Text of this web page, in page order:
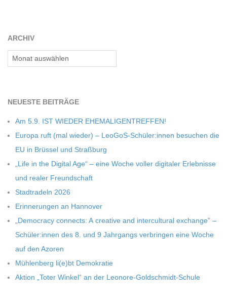
M
I
D
T
-
S
C
H
U
L
ARCHIV
Archiv
NEU­ESTE BEITRÄGE
Am 5.9. IST WIEDER EHEMALIGENTREFFEN!
Europa ruft (mal wie­der) – LeoGoS-Schüler:innen besu­chen die
EU in Brüs­sel und Straßburg
„Life in the Digi­tal Age“ – eine Woche vol­ler digi­ta­ler Erleb­nisse
und rea­ler Freundschaft
Stadt­ra­deln 2026
Erin­ne­run­gen an Hannover
„Demo­cracy con­nects: A crea­tive and inter­cul­tu­ral exch­ange” –
Schüler:innen des 8. und 9 Jahr­gangs ver­brin­gen eine Woche
auf den Azoren
Müh­len­berg li(e)bt Demokratie
Aktion „Toter Win­kel“ an der Leonore-Goldschmidt-Schule